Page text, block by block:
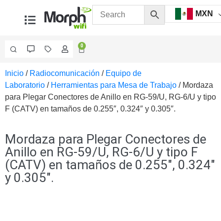
MXN
0
Videovigilancia
Accesorios
Generales
Accesorios
Fibra
para
Computadora
y
Smartphones
Inicio / Radiocomunicación / Equipo de
Laboratorio / Herramientas para Mesa de Trabajo / Mordaza
para Plegar Conectores de Anillo en RG-59/U, RG-6/U y tipo
F (CATV) en tamaños de 0.255″, 0.324″ y 0.305″.
Mordaza para Plegar Conectores de
Anillo en RG-59/U, RG-6/U y tipo F
(CATV) en tamaños de 0.255″, 0.324″
y 0.305″.